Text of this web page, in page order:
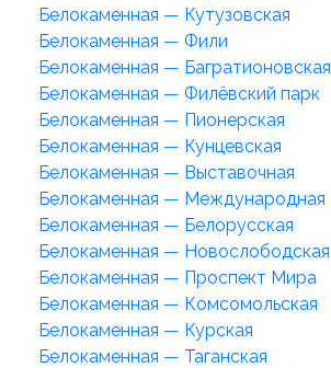
Белокаменная — Кутузовская
Белокаменная — Фили
Белокаменная — Багратионовская
Белокаменная — Филёвский парк
Белокаменная — Пионерская
Белокаменная — Кунцевская
Белокаменная — Выставочная
Белокаменная — Международная
Белокаменная — Белорусская
Белокаменная — Новослободская
Белокаменная — Проспект Мира
Белокаменная — Комсомольская
Белокаменная — Курская
Белокаменная — Таганская